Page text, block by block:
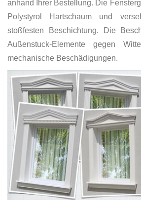
anhand Ihrer Bestellung. Die
Polystyrol Hartschaum und
stoßfesten Beschichtung. Die
Außenstuck-Elemente gegen
mechanische Beschädigungen.